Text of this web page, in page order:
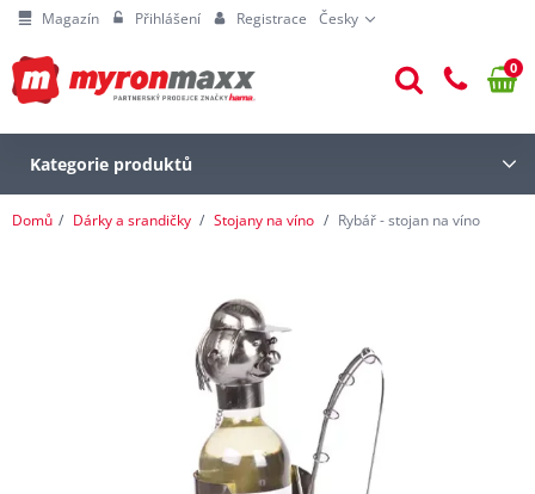
Magazín Přihlášení Registrace Česky
0
Kategorie produktů
Domů Dárky a srandičky Stojany na víno Rybář - stojan na víno